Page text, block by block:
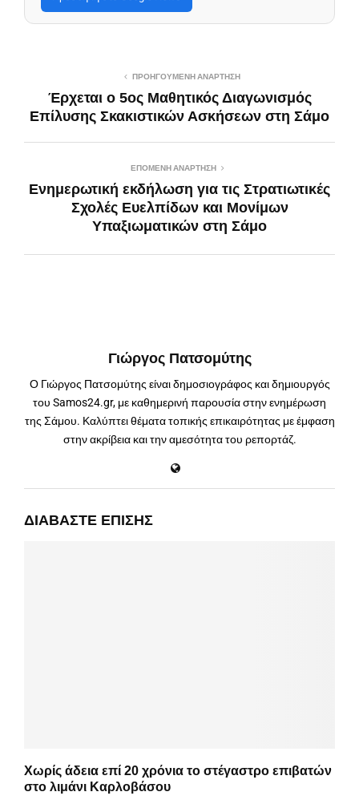
ΠΡΟΗΓΟΎΜΕΝΗ ΑΝΆΡΤΗΣΗ
Έρχεται ο 5ος Μαθητικός Διαγωνισμός
Επίλυσης Σκακιστικών Ασκήσεων στη Σάμο
ΕΠΌΜΕΝΗ ΑΝΆΡΤΗΣΗ
Ενημερωτική εκδήλωση για τις Στρατιωτικές
Σχολές Ευελπίδων και Μονίμων
Υπαξιωματικών στη Σάμο
Γιώργος Πατσομύτης
Ο Γιώργος Πατσομύτης είναι δημοσιογράφος και δημιουργός
του Samos24.gr, με καθημερινή παρουσία στην ενημέρωση
της Σάμου. Καλύπτει θέματα τοπικής επικαιρότητας με έμφαση
στην ακρίβεια και την αμεσότητα του ρεπορτάζ.
ΔΙΑΒΆΣΤΕ ΕΠΊΣΗΣ
Χωρίς άδεια επί 20 χρόνια το στέγαστρο επιβατών
στο λιμάνι Καρλοβάσου